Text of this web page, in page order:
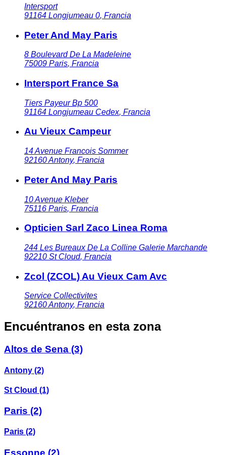
Intersport
91164 Longjumeau 0, Francia
Peter And May Paris
8 Boulevard De La Madeleine
75009 Paris, Francia
Intersport France Sa
Tiers Payeur Bp 500
91164 Longjumeau Cedex, Francia
Au Vieux Campeur
14 Avenue Francois Sommer
92160Antony, Francia
Peter And May Paris
10 Avenue Kleber
75116 Paris, Francia
Opticien Sarl Zaco Linea Roma
244 Les Bureaux De La Colline Galerie Marchande
92210 St Cloud, Francia
Zcol (ZCOL) Au Vieux Cam Avc
Service Collectivites
92160Antony, Francia
Encuéntranos en esta zona
Altos de Sena (3)
Antony (2)
St Cloud (1)
Paris (2)
Paris (2)
Essonne (2)